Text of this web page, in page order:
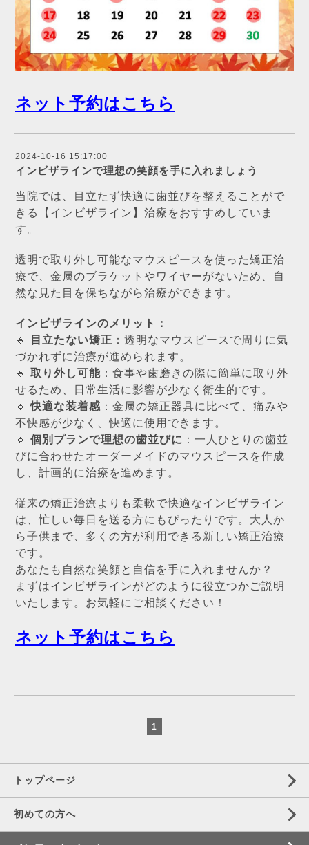
ネット予約はこちら
2024-10-16 15:17:00
インビザラインで理想の笑顔を手に入れましょう
当院では、目立たず快適に歯並びを整えることがで
きる【インビザライン】治療をおすすめしていま
す。
透明で取り外し可能なマウスピースを使った矯正治
療で、金属のブラケットやワイヤーがないため、自
然な見た目を保ちながら治療ができます。
インビザラインのメリット：
🔹
目立たない矯正 ：透明なマウスピースで周りに気
づかれずに治療が進められます。
🔹 取り外し可能 ：食事や歯磨きの際に簡単に取り外
せるため、日常生活に影響が少なく衛生的です。
🔹快適な装着感 ：金属の矯正器具に比べて、痛みや
不快感が少なく、快適に使用できます。
🔹 個別プランで理想の歯並びに ：一人ひとりの歯並
びに合わせたオーダーメイドのマウスピースを作成
し、計画的に治療を進めます。
従来の矯正治療よりも柔軟で快適なインビザライン
は、忙しい毎日を送る方にもぴったりです。大人か
ら子供まで、多くの方が利用できる新しい矯正治療
です。
あなたも自然な笑顔と自信を手に入れませんか？
まずはインビザラインがどのように役立つかご説明
いたします。お気軽にご相談ください！
ネット予約はこちら
1
トップページ
初めての方へ